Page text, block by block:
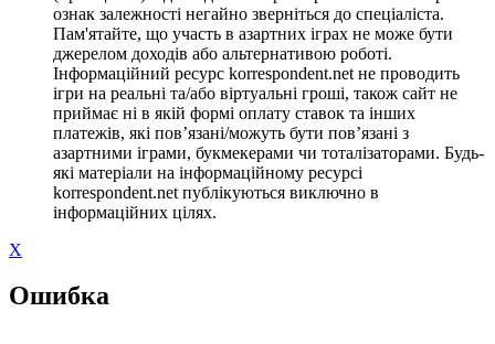
ознак залежності негайно зверніться до спеціаліста.
Пам'ятайте, що участь в азартних іграх не може бути
джерелом доходів або альтернативою роботі.
Інформаційний ресурс korrespondent.net не проводить
ігри на реальні та/або віртуальні гроші, також сайт не
приймає ні в якій формі оплату ставок та інших
платежів, які пов’язані/можуть бути пов’язані з
азартними іграми, букмекерами чи тоталізаторами. Будь-
які матеріали на інформаційному ресурсі
korrespondent.net публікуються виключно в
інформаційних цілях.
X
Ошибка